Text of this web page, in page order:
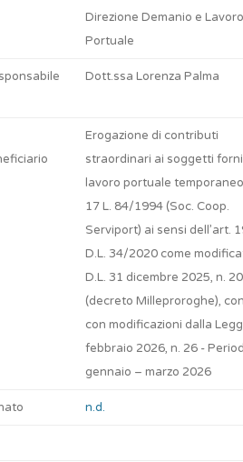
Direzione Demanio e Lavoro
Portuale
Dott.ssa Lorenza Palma
Erogazione di contributi
straordinari ai soggetti
lavoro portuale
17 L. 84/1994 (Soc. Coop.
Serviport) ai sensi dell’art.
D.L. 34/2020 come
D.L. 31 dicembre 2025, n.
(decreto Milleproroghe),
con modificazioni dalla
febbraio 2026, n. 26 -
gennaio – marzo 2026
n.d.